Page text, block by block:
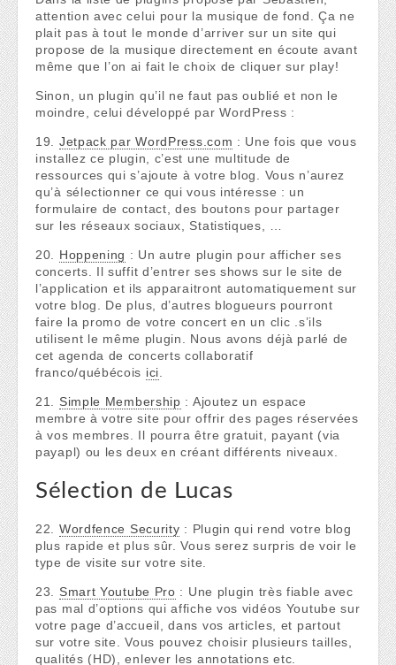
attention avec celui pour la musique de fond. Ça ne
plait pas à tout le monde d’arriver sur un site qui
propose de la musique directement en écoute avant
même que l’on ai fait le choix de cliquer sur play!
Sinon, un plugin qu’il ne faut pas oublié et non le
moindre, celui développé par WordPress :
19. Jetpack par WordPress.com : Une fois que vous
installez ce plugin, c’est une multitude de
ressources qui s’ajoute à votre blog. Vous n’aurez
qu’à sélectionner ce qui vous intéresse : un
formulaire de contact, des boutons pour partager
sur les réseaux sociaux, Statistiques, …
20. Hoppening : Un autre plugin pour afficher ses
concerts. Il suffit d’entrer ses shows sur le site de
l’application et ils apparaitront automatiquement sur
votre blog. De plus, d’autres blogueurs pourront
faire la promo de votre concert en un clic .s’ils
utilisent le même plugin. Nous avons déjà parlé de
cet agenda de concerts collaboratif
franco/québécois ici
21. Simple Membership : Ajoutez un espace
membre à votre site pour offrir des pages réservées
à vos membres. Il pourra être gratuit, payant (via
payapl) ou les deux en créant différents niveaux.
Sélection de Lucas
22. Wordfence Security : Plugin qui rend votre blog
plus rapide et plus sûr. Vous serez surpris de voir le
type de visite sur votre site.
23. Smart Youtube Pro : Une plugin très fiable avec
pas mal d’options qui affiche vos vidéos Youtube sur
votre page d’accueil, dans vos articles, et partout
sur votre site. Vous pouvez choisir plusieurs tailles,
qualités (HD), enlever les annotations etc.